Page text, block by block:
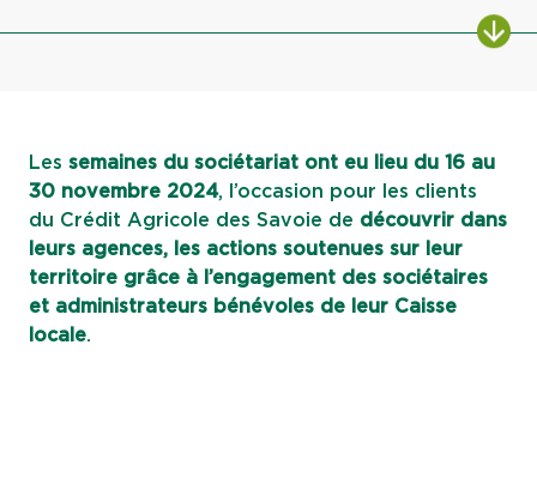
Les semaines du sociétariat ont eu lieu du 16 au
30 novembre 2024, l’occasion pour les clients
du Crédit Agricole des Savoie de découvrir dans
leurs agences, les actions soutenues sur leur
territoire grâce à l’engagement des sociétaires
et administrateurs bénévoles de leur Caisse
locale.